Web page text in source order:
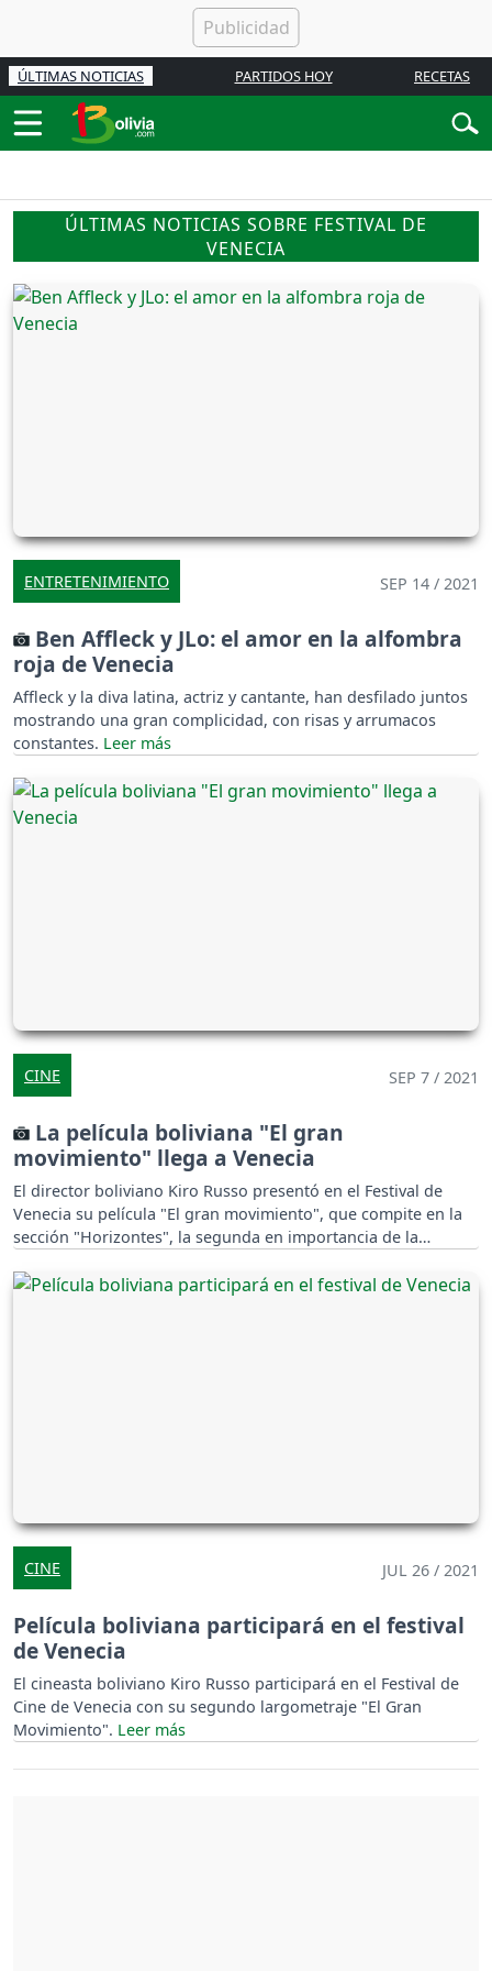
ÚLTIMAS NOTICIAS PARTIDOS HOY RECETAS
ÚLTIMAS NOTICIAS SOBRE FESTIVAL DE
VENECIA
ENTRETENIMIENTO SEP 14 / 2021
Ben Affleck y JLo: el amor en la alfombra
roja de Venecia
Affleck y la diva latina, actriz y cantante, han desfilado juntos
mostrando una gran complicidad, con risas y arrumacos
constantes.
CINE SEP 7 / 2021
La película boliviana "El gran
movimiento" llega a Venecia
El director boliviano Kiro Russo presentó en el Festival de
Venecia su película "El gran movimiento", que compite en la
sección "Horizontes", la segunda en importancia de la
CINE JUL 26 / 2021
Película boliviana participará en el festival
de Venecia
El cineasta boliviano Kiro Russo participará en el Festival de
Cine de Venecia con su segundo largometraje "El Gran
Movimiento".